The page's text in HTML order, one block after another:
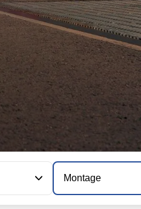
Montage